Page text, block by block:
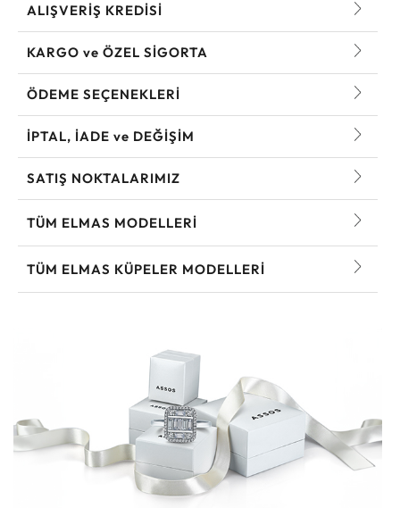
ALIŞVERİŞ KREDİSİ
KARGO ve ÖZEL SİGORTA
ÖDEME SEÇENEKLERİ
İPTAL, İADE ve DEĞİŞİM
SATIŞ NOKTALARIMIZ
TÜM ELMAS MODELLERI
TÜM ELMAS KÜPELER MODELLERI